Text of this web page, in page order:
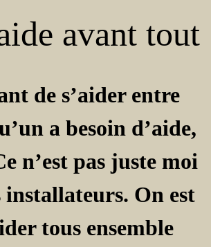
avant tout
de s’aider entre
a besoin d’aide,
n’est pas juste moi
installateurs. On est
tous ensemble